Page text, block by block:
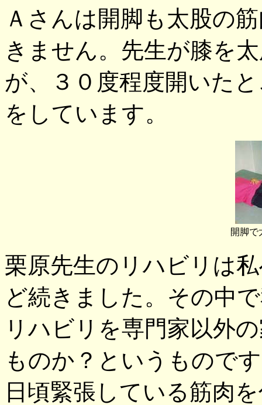
Ａさんは開脚も太股の
きません。先生が膝を
が、３０度程度開いた
をしています。
開脚で
栗原先生のリハビリは
ど続きました。その中
リハビリを専門家以外
ものか？というもので
日頃緊張している筋肉